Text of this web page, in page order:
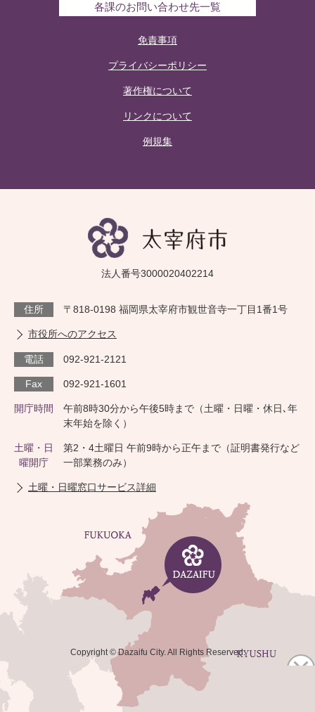
各課のお問い合わせ先一覧
免責事項
プライバシーポリシー
著作権について
リンクについて
例規集
法人番号3000020402214
住所 〒818-0198 福岡県太宰府市観世音寺一丁目1番1号
市役所へのアクセス
電話 092-921-2121
Fax 092-921-1601
開庁時間
午前8時30分から午後5時まで（土曜・日曜・休日､年
末年始を除く）
土曜・日
曜開庁
第2・4土曜日 午前9時から正午まで（証明書発行など
一部業務のみ）
土曜・日曜窓口サービス詳細
Copyright © Dazaifu City. All Rights Reserved.